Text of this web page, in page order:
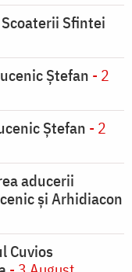
Sfintei
Ștefan - 2
Ștefan - 2
aducerii
şi Arhidiacon
Cuvios